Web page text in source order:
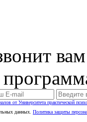
от Университета практической
данных. Политика защиты